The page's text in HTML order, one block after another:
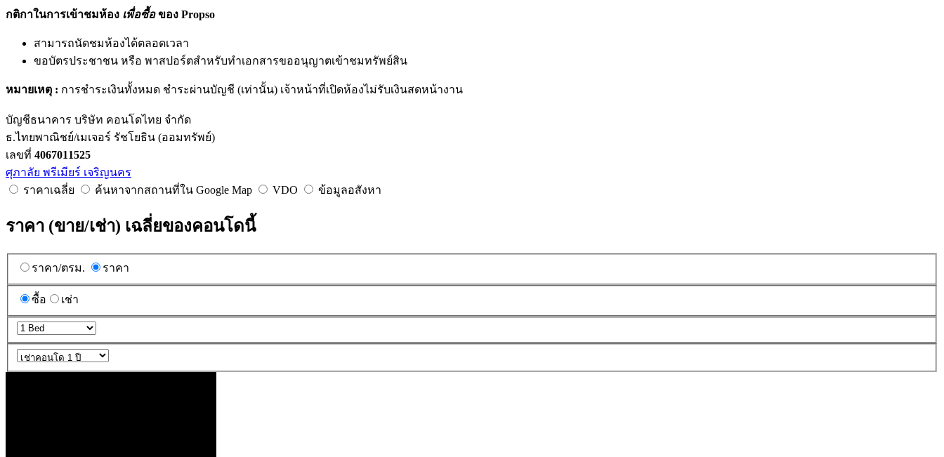
กติกาในการเข้าชมห้อง เพื่อซื้อของ Propso
สามารถนัดชมห้องได้ตลอดเวลา
ขอบัตรประชาชน หรือ พาสปอร์ตสำหรับทำเอกสารขออนุญาตเข้าชมทรัพย์สิน
หมายเหตุ : การชำระเงินทั้งหมด ชำระผ่านบัญชี (เท่านั้น) เจ้าหน้าที่เปิดห้องไม่รับเงินสดหน้างาน
บัญชีธนาคาร บริษัท คอนโดไทย จำกัด
ธ.ไทยพาณิชย์/เมเจอร์ รัชโยธิน (ออมทรัพย์)
เลขที่ 4067011525
ศุภาลัย พรีเมียร์ เจริญนคร
ราคาเฉลี่ย
ค้นหาจากสถานที่ใน Google Map VDO ข้อมูลอสังหา
ราคา (ขาย/เช่า) เฉลี่ยของคอนโดนี้
ราคา/ตรม. ราคา
ซื้อ เช่า